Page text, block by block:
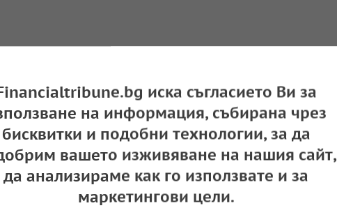
иска съгласието Ви за
на информация, събирана чрез
бисквитки и подобни технологии, за да
вашето изживяване на нашия сайт,
да анализираме как го използвате и за
маркетингови цели.